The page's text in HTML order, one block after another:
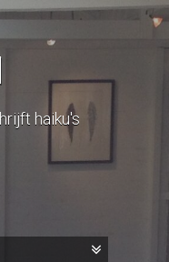
haiku's